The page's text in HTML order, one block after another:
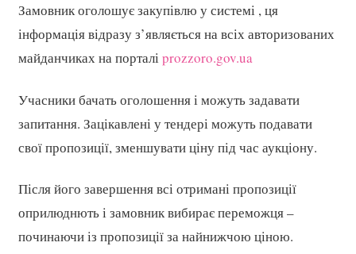
Замовник оголошує закупівлю у системі , ця
інформація відразу з’являється на всіх авторизованих
майданчиках на порталіprozzoro.gov.ua
Учасники бачать оголошення і можуть задавати
запитання. Зацікавлені у тендері можуть подавати
свої пропозиції, зменшувати ціну під час аукціону.
Після його завершення всі отримані пропозиції
оприлюднють і замовник вибирає переможця –
починаючи із пропозиції за найнижчою ціною.